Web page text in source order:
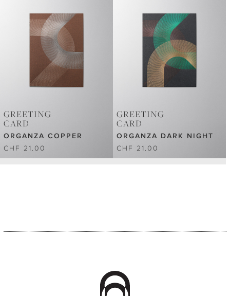
GREETING
CARD
ORGANZA COPPER
CHF 21.00
GREETING
CARD
ORGANZA DARK NIGHT
CHF 21.00